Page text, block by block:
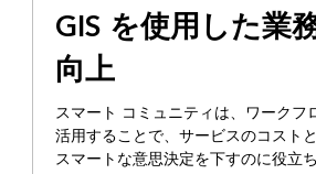
GIS を使用した業
向上
スマート コミュニティは、ワークフ
活用することで、サービスのコスト
スマートな意思決定を下すのに役立ち